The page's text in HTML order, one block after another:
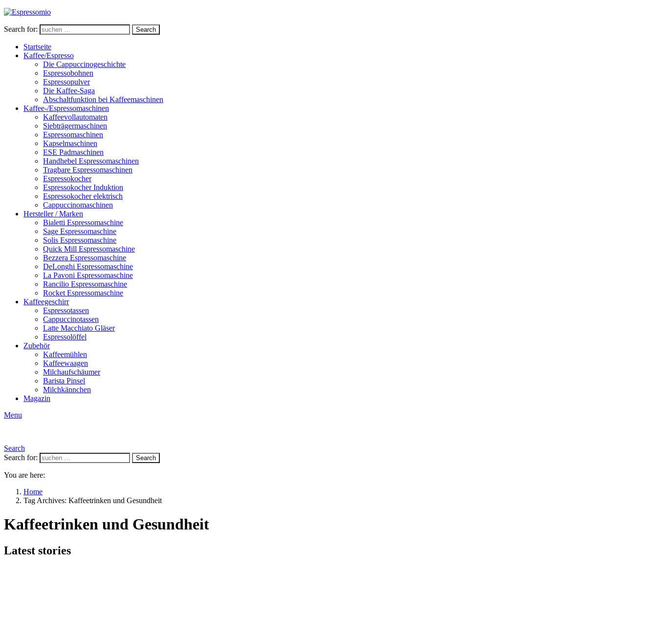
Search for: Search
Startseite
Kaffee/Espresso
Die Cappuccinogeschichte
Espressobohnen
Espressopulver
Die Kaffee-Saga
Abschaltfunktion bei Kaffeemaschinen
Kaffee-/Espressomaschinen
Kaffeevollautomaten
Siebträgermaschinen
Espressomaschinen
Kapselmaschinen
ESE Padmaschinen
Handhebel Espressomaschinen
Tragbare Espressomaschinen
Espressokocher
Espressokocher Induktion
Espressokocher elektrisch
Cappuccinomaschinen
Hersteller / Marken
Bialetti Espressomaschine
Sage Espressomaschine
Solis Espressomaschine
Quick Mill Espressomaschine
Bezzera Espressomaschine
DeLonghi Espressomaschine
La Pavoni Espressomaschine
Rancilio Espressomaschine
Rocket Espressomaschine
Kaffeegeschirr
Espressotassen
Cappuccinotassen
Latte Macchiato Gläser
Espressolöffel
Zubehör
Kaffeemühlen
Kaffeewaagen
Milchaufschäumer
Barista Pinsel
Milchkännchen
Magazin
Menu
Search
Search for:
Search
You are here:
Home
Tag Archives: Kaffeetrinken und Gesundheit
Kaffeetrinken und Gesundheit
Latest stories